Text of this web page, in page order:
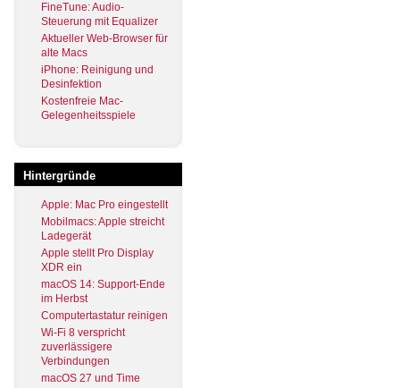
FineTune: Audio-
Steuerung mit Equalizer
Aktueller Web-Browser für
alte Macs
iPhone: Reinigung und
Desinfektion
Kostenfreie Mac-
Gelegenheitsspiele
Hintergründe
Apple: Mac Pro eingestellt
Mobilmacs: Apple streicht
Ladegerät
Apple stellt Pro Display
XDR ein
macOS 14: Support-Ende
im Herbst
Computertastatur reinigen
Wi-Fi 8 verspricht
zuverlässigere
Verbindungen
macOS 27 und Time